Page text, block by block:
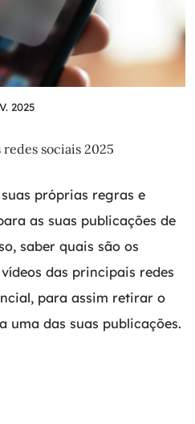
2025
redes sociais 2025
próprias regras e
as suas publicações de
saber quais são os
das principais redes
para assim retirar o
uma das suas publicações.